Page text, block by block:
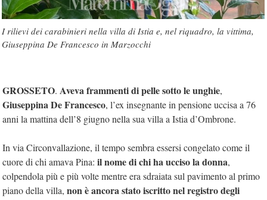
I rilievi dei carabinieri nella villa di Istia e, nel riquadro, la vittima,
Giuseppina De Francesco in Marzocchi
GROSSETO. Aveva frammenti di pelle sotto le unghie,
Giuseppina De Francesco, l’ex insegnante in pensione uccisa a 76
anni la mattina dell’8 giugno nella sua villa a Istia d’Ombrone.
In via Circonvallazione, il tempo sembra essersi congelato come il
cuore di chi amava Pina: il nome di chi ha ucciso la donna,
colpendola più e più volte mentre era sdraiata sul pavimento al primo
piano della villa, non è ancora stato iscritto nel registro degli